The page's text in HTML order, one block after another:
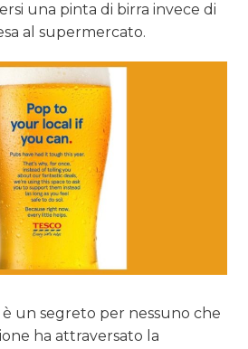
una pinta di birra invece di
al supermercato.
un segreto per nessuno che
ha attraversato la